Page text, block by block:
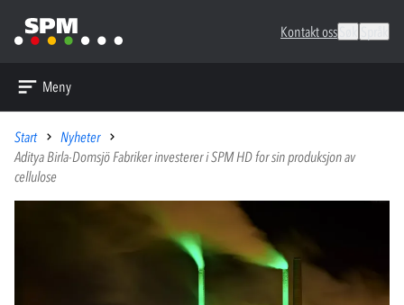
Kontakt oss
Meny
Start
Nyheter
Aditya Birla-Domsjö Fabriker investerer i SPM HD for sin produksjon av
cellulose